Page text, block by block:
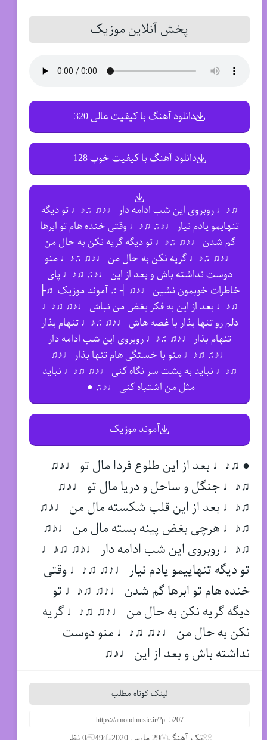
پخش آنلاین موزیک
دانلود آهنگ با کیفیت عالی 320
دانلود آهنگ با کیفیت خوب 128
♫♪♩ روبروی این شب ادامه دار ♩♪♫ ♫♪♩ تو دیگه
تنهایمو یادم نیار ♩♪♫ ♫♪♩ وقتی خنده هام تو ابرها
گم شدن ♩♪♫ ♫♪♩ تو دیگه گریه نکن به حال من
♩♪♫ ♫♪♩ گریه نکن به حال من ♩♪♫ ♫♪♩ منو
دوست نداشته باش و بعد از این ♩♪♫ ♫♪♩ پای
خاطرات خوبمون نشین ♩♪♫ ┤♬ آموند موزیک ♬├
♫♪♩ بعد از این به فکر بغض من نباش ♩♪♫ ♫♪♩
دلم رو تنها بذار با غصه هاش ♩♪♫ ♫♪♩ تنهام بذار
تنهام بذار ♩♪♫ ♫♪♩ روبروی این شب ادامه دار
♩♪♫ ♫♪♩ منو با خستگی هام تنها بذار ♩♪♫
♫♪♩ نباید به پشت سر نگاه کنی ♩♪♫ ♫♪♩ نباید
مثل من اشتباه کنی ♩♪♫ ●
آموند موزیک
● ♫♪♩ بعد از این طلوع فردا مال تو ♩♪♫
♫♪♩ جنگل و ساحل و دریا مال تو ♩♪♫
♫♪♩ بعد از این قلب شکسته مال من ♩♪♫
♫♪♩ هرچی بغض پینه بسته مال من ♩♪♫
♫♪♩ روبروی این شب ادامه دار ♩♪♫ ♫♪♩
تو دیگه تنهاییمو یادم نیار ♩♪♫ ♫♪♩ وقتی
خنده هام تو ابرها گم شدن ♩♪♫ ♫♪♩ تو
دیگه گریه نکن به حال من ♩♪♫ ♫♪♩ گریه
نکن به حال من ♩♪♫ ♫♪♩ منو دوست
نداشته باش و بعد از این ♩♪♫
لینک کوتاه مطلب